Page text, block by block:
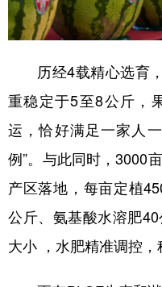
历经4载精心选育
重稳定于5至8公斤，
运，恰好满足一家人
例”。与此同时，3000
产区落地，每亩定植
公斤、氨基酸水溶肥
大小 ，水肥精准调控，